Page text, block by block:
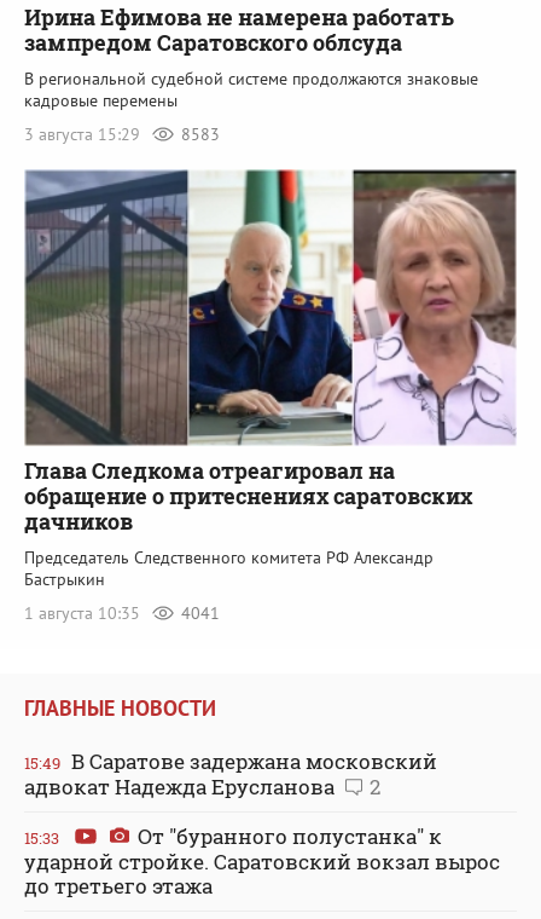
Ирина Ефимова не намерена работать
зампредом Саратовского облсуда
В региональной судебной системе продолжаются знаковые
кадровые перемены
3 августа 15:29
8583
Глава Следкома отреагировал на
обращение о притеснениях саратовских
дачников
Председатель Следственного комитета РФ Александр
Бастрыкин
1 августа 10:35
4041
ГЛАВНЫЕ НОВОСТИ
15:49 В Саратове задержана московский
адвокат Надежда Ерусланова
2
15:33
От "буранного полустанка" к
ударной стройке. Саратовский вокзал вырос
до третьего этажа